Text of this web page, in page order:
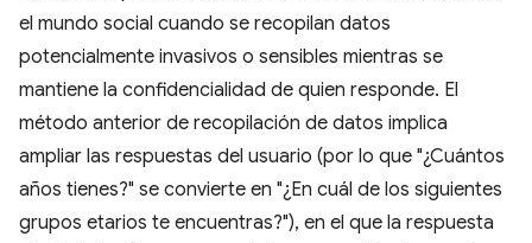
el mundo social cuando se recopilan datos
potencialmente invasivos o sensibles mientras se
mantiene la confidencialidad de quien responde. El
método anterior de recopilación de datos implica
ampliar las respuestas del usuario (por lo que "¿Cuántos
años tienes?" se convierte en "¿En cuál de los siguientes
grupos etarios te encuentras?"), en el que la respuesta